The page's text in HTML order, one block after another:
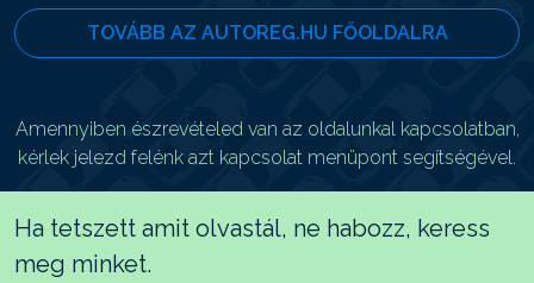
TOVÁBB AZ AUTOREG.HU FŐOLDALRA
Amennyiben észrevételed van az oldalunkal kapcsolatban,
kérlek jelezd felénk azt kapcsolat menüpont segítségével.
Ha tetszett amit olvastál, ne habozz, keress
meg minket.